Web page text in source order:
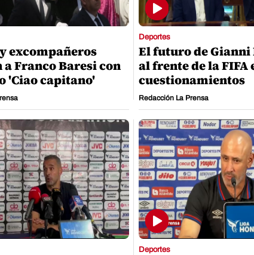
excompañeros
a Franco Baresi con
'Ciao capitano'
Deportes
El futuro de
al frente de la
cuestionamientos
Redacción La Prensa
Deportes